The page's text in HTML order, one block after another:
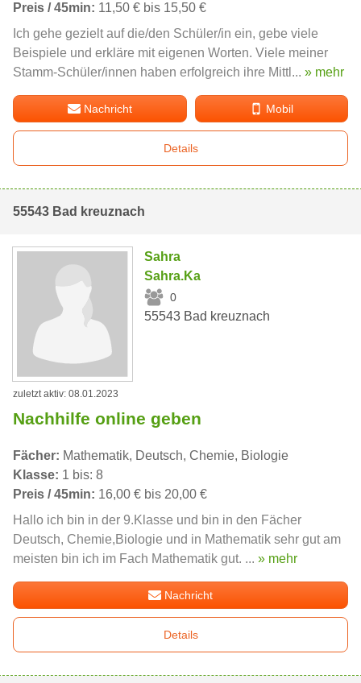
Preis / 45min: 11,50 € bis 15,50 €
Ich gehe gezielt auf die/den Schüler/in ein, gebe viele
Beispiele und erkläre mit eigenen Worten. Viele meiner
Stamm-Schüler/innen haben erfolgreich ihre Mittl... » mehr
Nachricht Mobil
Details
55543 Bad kreuznach
Sahra
Sahra.Ka
0
55543 Bad kreuznach
zuletzt aktiv: 08.01.2023
Nachhilfe online geben
Fächer: Mathematik, Deutsch, Chemie, Biologie
Klasse: 1 bis: 8
Preis / 45min: 16,00 € bis 20,00 €
Hallo ich bin in der 9.Klasse und bin in den Fächer
Deutsch, Chemie,Biologie und in Mathematik sehr gut am
meisten bin ich im Fach Mathematik gut. ... » mehr
Nachricht
Details